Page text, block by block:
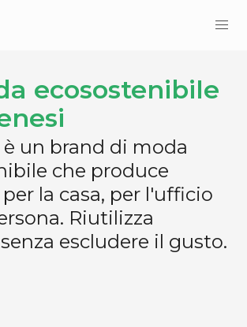
ecosostenibile
è un brand di moda
che produce
la casa, per l'ufficio
Riutilizza
escludere il gusto.